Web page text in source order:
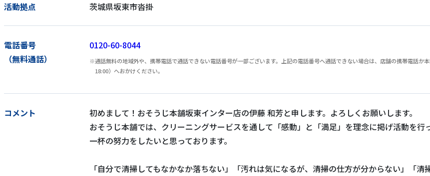
活動拠点 茨城県坂東市沓掛
電話番号
（無料通話）
0120-60-8044
通話無料の地域外や、携帯電話で通話できない電話番号が一部ございます。上記の電話番号へ通話できない場合は、店舗の携帯電話
18:00）へおかけください。
コメント
初めまして！おそうじ本舗坂東インター店の伊藤 和芳と申します。よろしくお願いします。
おそうじ本舗では、クリーニングサービスを通して「感動」と「満足」を理念に掲げ活動を
一杯の努力をしたいと思っております。
「自分で清掃してもなかなか落ちない」「汚れは気になるが、清掃の仕方が分からない」「